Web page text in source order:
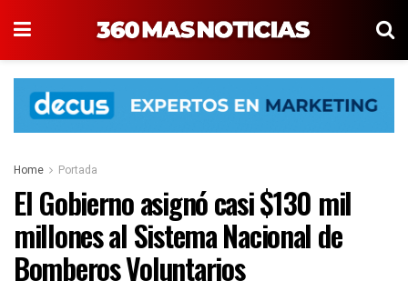
Home Portada
El Gobierno asignó casi $130 mil
millones al Sistema Nacional de
Bomberos Voluntarios